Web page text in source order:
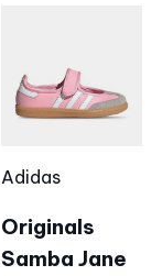
Adidas
Originals
Samba Jane